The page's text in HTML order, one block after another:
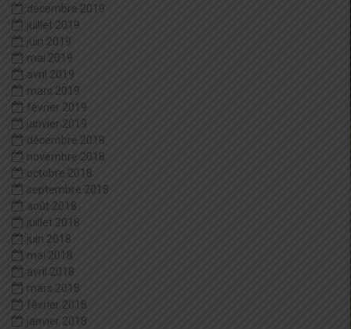
décembre 2019
juillet 2019
juin 2019
mai 2019
avril 2019
mars 2019
février 2019
janvier 2019
décembre 2018
novembre 2018
octobre 2018
septembre 2018
août 2018
juillet 2018
juin 2018
mai 2018
avril 2018
mars 2018
février 2018
janvier 2018